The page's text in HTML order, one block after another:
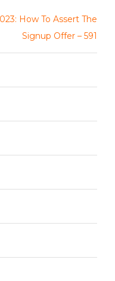
How To Assert The
Signup Offer – 591